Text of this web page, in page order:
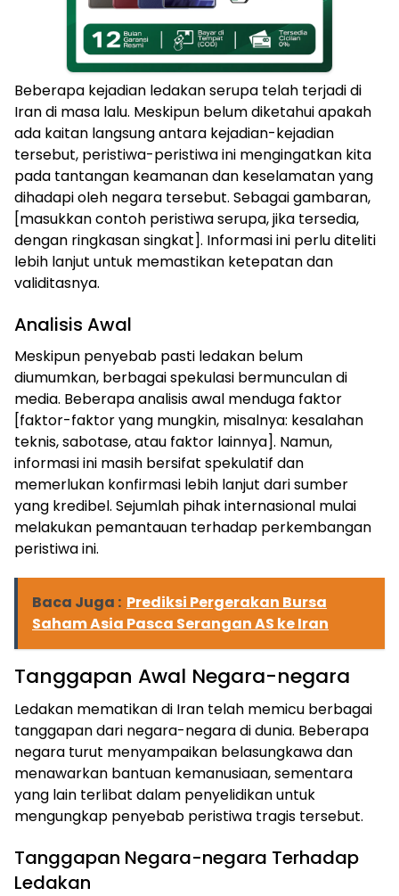
Beberapa kejadian ledakan serupa telah terjadi di
Iran di masa lalu. Meskipun belum diketahui apakah
ada kaitan langsung antara kejadian-kejadian
tersebut, peristiwa-peristiwa ini mengingatkan kita
pada tantangan keamanan dan keselamatan yang
dihadapi oleh negara tersebut. Sebagai gambaran,
[masukkan contoh peristiwa serupa, jika tersedia,
dengan ringkasan singkat]. Informasi ini perlu diteliti
lebih lanjut untuk memastikan ketepatan dan
validitasnya.
Analisis Awal
Meskipun penyebab pasti ledakan belum
diumumkan, berbagai spekulasi bermunculan di
media. Beberapa analisis awal menduga faktor
[faktor-faktor yang mungkin, misalnya: kesalahan
teknis, sabotase, atau faktor lainnya]. Namun,
informasi ini masih bersifat spekulatif dan
memerlukan konfirmasi lebih lanjut dari sumber
yang kredibel. Sejumlah pihak internasional mulai
melakukan pemantauan terhadap perkembangan
peristiwa ini.
Baca Juga : Prediksi Pergerakan Bursa
Saham Asia Pasca Serangan AS ke Iran
Tanggapan Awal Negara-negara
Ledakan mematikan di Iran telah memicu berbagai
tanggapan dari negara-negara di dunia. Beberapa
negara turut menyampaikan belasungkawa dan
menawarkan bantuan kemanusiaan, sementara
yang lain terlibat dalam penyelidikan untuk
mengungkap penyebab peristiwa tragis tersebut.
Tanggapan Negara-negara Terhadap
Ledakan